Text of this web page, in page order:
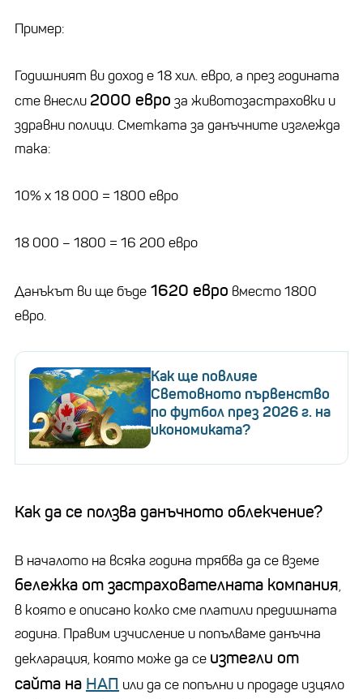
Пример:
Годишният ви доход е 18 хил. евро, а през годината
сте внесли 2000 евро за животозастраховки и
здравни полици. Сметката за данъчните изглежда
така:
10% х 18 000 = 1800 евро
18 000 – 1800 = 16 200 евро
Данъкът ви ще бъде 1620 евро вместо 1800
евро.
Как ще повлияе
Световното първенство
по футбол през 2026 г. на
икономиката?
Как да се ползва данъчното облекчение?
В началото на всяка година трябва да се вземе
бележка от застрахователната компания,
в която е описано колко сме платили предишната
година. Правим изчисление и попълваме данъчна
декларация, която може да се изтегли от
сайта на НАП или да се попълни и продаде изцяло